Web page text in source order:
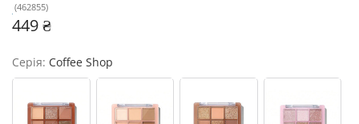
(462855)
449 ₴
Серія: Coffee Shop